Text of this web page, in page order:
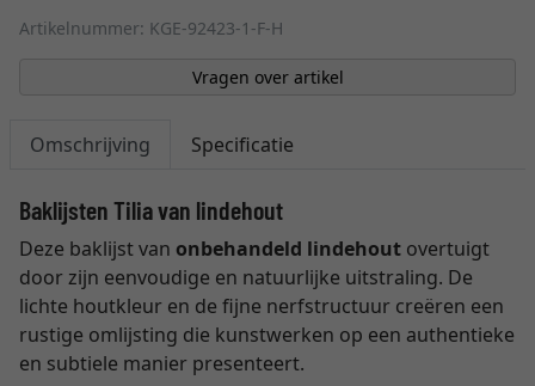
Artikelnummer: KGE-92423-1-F-H
Vragen over artikel
Omschrijving Specificatie
Baklijsten Tilia van lindehout
Deze baklijst van onbehandeld lindehout overtuigt
door zijn eenvoudige en natuurlijke uitstraling. De
lichte houtkleur en de fijne nerfstructuur creëren een
rustige omlijsting die kunstwerken op een authentieke
en subtiele manier presenteert.